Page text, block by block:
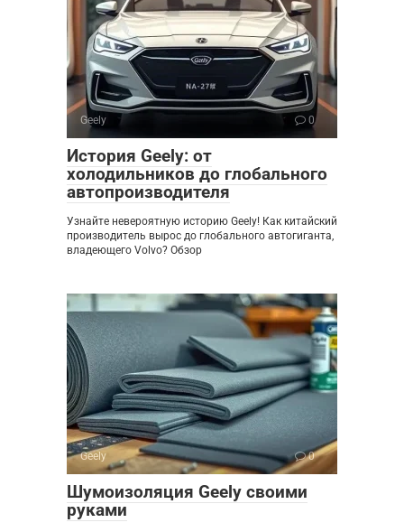
Geely 0
История Geely: от
холодильников до глобального
автопроизводителя
Узнайте невероятную историю Geely! Как китайский
производитель вырос до глобального автогиганта,
владеющего Volvo? Обзор
Geely 0
Шумоизоляция Geely своими
руками